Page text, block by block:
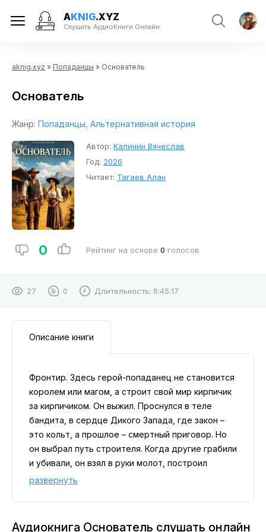
AKNIG.XYZ
Слушать АудиоКниги Онлайн
aknig.xyz » Попаданцы » Основатель
Основатель
Жанр: Попаданцы Альтернативная история
Автор: Калинин Вячеслав
Год: 2026
Читает: Тагаев Алан
0 Рейтинг на основе 0 голосов
27 0 Длительность: 6:45:17
Описание книги
Фронтир. Здесь герой-попаданец не становится
королем или магом, а строит свой мир кирпичик
за кирпичиком. Он выжил. Проснулся в теле
бандита, в сердце Дикого Запада, где закон –
это кольт, а прошлое – смертный приговор. Но
он выбрал путь строителя. Когда другие грабили
и убивали, он взял в руки молот, построил
кузницу, а потом собственный дом. Затем вокруг
приют изгои и мечтатели. Но фронтир не
развернуть
Аудиокнига Основатель слушать онлайн